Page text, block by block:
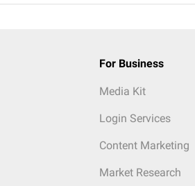
For Business
Media Kit
Login Services
Content Marketing
Market Research